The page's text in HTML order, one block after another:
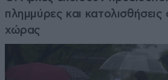
πλημμύρες και κατολισθήσεις
χώρας